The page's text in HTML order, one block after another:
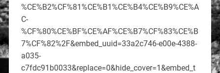
%CE%B2%CF%81%CE%B1%CE%B4%CE%B9%CE%A
C-
%CF%80%CE%BF%CE%AF%CE%B7%CF%83%CE%B
7%CF%82%2F&embed_uuid=33a2c746-e00e-4388-
a035-
c7fdc91b0033&replace=0&hide_cover=1&embed_t